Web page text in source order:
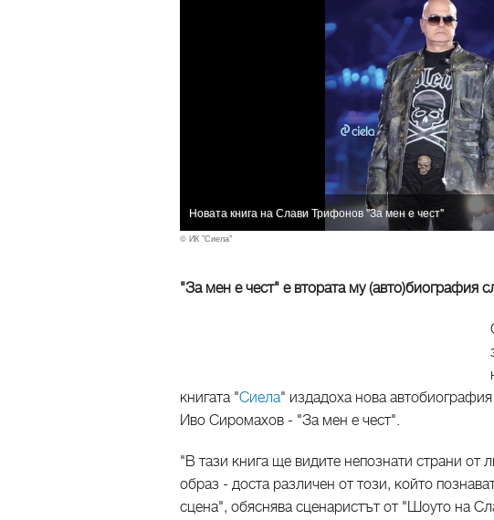
Новата книга на Слави Трифонов "За мен е чест"
© ИК "Сиела"
"За мен е чест" е втората му (авто)биография
книгата "Сиела" издадоха нова
Иво Сиромахов - "За мен е чест".
"В тази книга ще видите непознати страни от
образ - доста различен от този, който
сцена", обяснява сценаристът от "Шоуто на